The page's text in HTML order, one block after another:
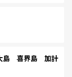
島 喜界島 加計